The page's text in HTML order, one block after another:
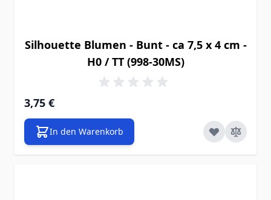
Silhouette Blumen - Bunt - ca 7,5 x 4 cm -
H0 / TT (998-30MS)
3,75 €
In den Warenkorb